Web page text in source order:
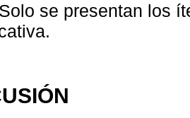
Solo se presentan los